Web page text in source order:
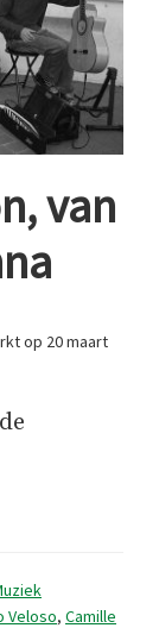
van
op 20 maart
Veloso, Camille